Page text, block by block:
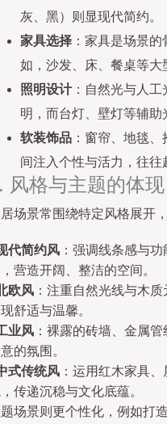
灰、黑）则显现代简约。
家具选择 ：家具是场景
如，沙发、床、餐桌等大
照明设计：自然光与人工
明，而台灯、壁灯等辅助
软装饰品 ：窗帘、地毯
间注入个性与活力，往往
风格与主题的体现
场景常围绕特定风格展开，
代简约风 ：强调线条感与
营造开阔、整洁的空间。
欧风 ：注重自然光线与木
舒适与温馨。
业风 ：裸露的砖墙、金属
的氛围。
式传统风 ：运用红木家具
传递沉稳与文化底蕴。
场景则更个性化，例如打